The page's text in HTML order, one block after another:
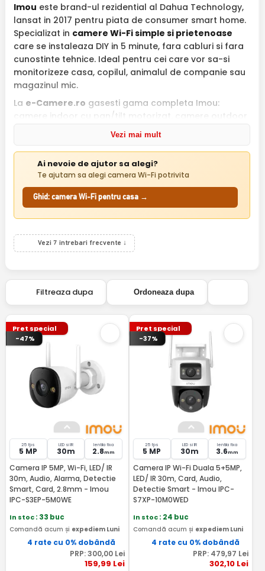
Imou este brand-ul rezidential al Dahua Technology,
lansat in 2017 pentru piata de consumer smart home.
Specializat in camere Wi-Fi simple si prietenoase
care se instaleaza DIY in 5 minute, fara cabluri si fara
cunostinte tehnice. Ideal pentru cei care vor sa-si
monitorizeze casa, copilul, animalul de companie sau
magazinul mic.
La e-Camere.ro gasesti gama completa Imou:
camere indoor cu pan/tilt motorizat, camere outdoor
Wi-Fi cu IR, camere bullet rezistente la intemperii, plus
Toate cugarantie 24 lunisi suport tehnic in limba
romana.
De ce Imou pentru smart home:
Setup DIY 5 minute
telefonul, conectare Wi-Fi, gata
Aplicatie Imou Lifeintuitiva (iOS / Android),
notificari instant la miscare
Audio bidirectional
— vorbesti cu vizitatorul prin
camera direct din telefon
Stocare flexibila— card microSD (pana la 256GB),
cloud Imou Protect (subscriptie), sau NVR
Suport Google Assistant si Alexa — comenzi
vocale "Hey Google, show me front door"
Vezi mai mult
Ai nevoie de ajutor sa alegi?
Te ajutam sa alegi camera Wi-Fi potrivita
Ghid: camera Wi-Fi pentru casa →
Vezi 7 intrebari frecvente ↓
Filtreaza dupa Ordoneaza dupa
Pret special
-47%
25 fps
5 MP
LED si IR
30m
lentila fixa
2.8mm
Camera IP 5MP, Wi-Fi, LED/ IR
30m, Audio, Alarma, Detectie
Smart, Card, 2.8mm - Imou
IPC-S3EP-5M0WE
In stoc: 33 buc
Comandă acum și expediem Luni
4 rate cu 0% dobândă
PRP:300,00Lei
159,99 Lei
Pret special
-37%
25 fps
5 MP
LED si IR
30m
lentila fixa
3.6mm
Camera IP Wi-Fi Duala 5+5MP,
LED/ IR 30m, Card, Audio,
Detectie Smart - Imou IPC-
S7XP-10M0WED
In stoc: 24 buc
Comandă acum și expediem Luni
4 rate cu 0% dobândă
PRP: 479,97 Lei
302,10 Lei